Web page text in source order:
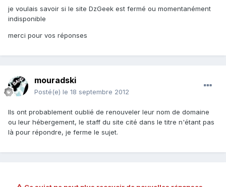
je voulais savoir si le site DzGeek est fermé ou momentanément
indisponible
merci pour vos réponses
mouradski
Posté(e) le 18 septembre 2012
Ils ont probablement oublié de renouveler leur nom de domaine
ou leur hébergement, le staff du site cité dans le titre n'étant pas
là pour répondre, je ferme le sujet.